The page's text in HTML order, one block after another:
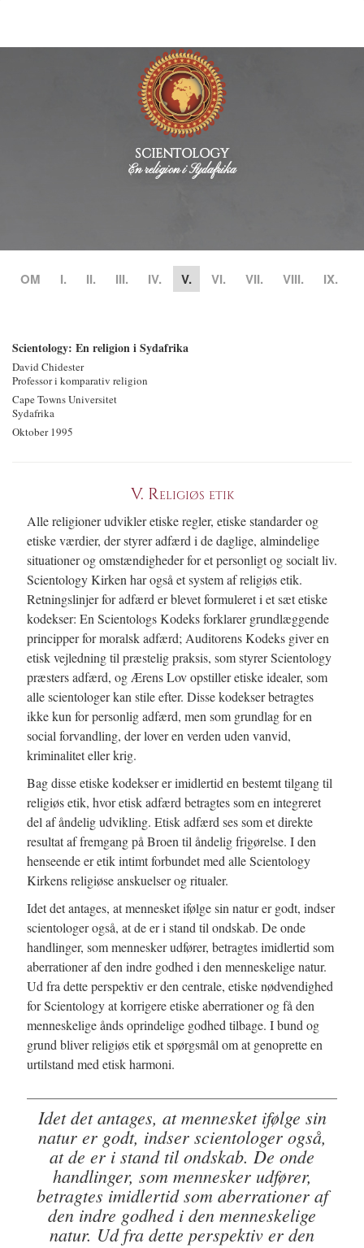
SCIENTOLOGY
En religion i Sydafrika
OM I. II. III. IV. V. VI. VII. VIII. IX.
Scientology: En religion i Sydafrika
David Chidester
Professor i komparativ religion
Cape Towns Universitet
Sydafrika
Oktober 1995
V. Religiøs etik
Alle religioner udvikler etiske regler, etiske standarder og
etiske værdier, der styrer adfærd i de daglige, almindelige
situationer og omstændigheder for et personligt og socialt liv.
Scientology Kirken har også et system af religiøs etik.
Retningslinjer for adfærd er blevet formuleret i et sæt etiske
kodekser: En Scientologs Kodeks forklarer grundlæggende
principper for moralsk adfærd; Auditorens Kodeks giver en
etisk vejledning til præstelig praksis, som styrer Scientology
præsters adfærd, og Ærens Lov opstiller etiske idealer, som
alle scientologer kan stile efter. Disse kodekser betragtes
ikke kun for personlig adfærd, men som grundlag for en
social forvandling, der lover en verden uden vanvid,
kriminalitet eller krig.
Bag disse etiske kodekser er imidlertid en bestemt tilgang til
religiøs etik, hvor etisk adfærd betragtes som en integreret
del af åndelig udvikling. Etisk adfærd ses som et direkte
resultat af fremgang på Broen til åndelig frigørelse. I den
henseende er etik intimt forbundet med alle Scientology
Kirkens religiøse anskuelser og ritualer.
Idet det antages, at mennesket ifølge sin natur er godt, indser
scientologer også, at de er i stand til ondskab. De onde
handlinger, som mennesker udfører, betragtes imidlertid som
aberrationer af den indre godhed i den menneskelige natur.
Ud fra dette perspektiv er den centrale, etiske nødvendighed
for Scientology at korrigere etiske aberrationer og få den
menneskelige ånds oprindelige godhed tilbage. I bund og
grund bliver religiøs etik et spørgsmål om at genoprette en
urtilstand med etisk harmoni.
Idet det antages, at mennesket ifølge sin
natur er godt, indser scientologer også,
at de er i stand til ondskab. De onde
handlinger, som mennesker udfører,
betragtes imidlertid som aberrationer af
den indre godhed i den menneskelige
natur. Ud fra dette perspektiv er den